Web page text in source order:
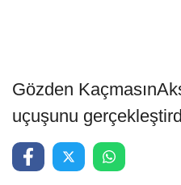
Gözden
uçuşunu